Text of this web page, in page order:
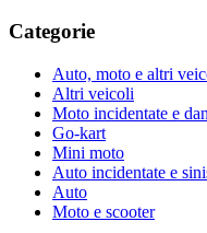
Categorie
Auto, moto e altri
Altri veicoli
Moto incidentate e
Go-kart
Mini moto
Auto incidentate e
Auto
Moto e scooter